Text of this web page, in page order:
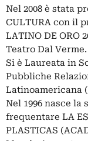
Nel 2008 è stata
CULTURA con il
LATINO DE ORO
Teatro Dal Verme.
Si è Laureata in
Pubbliche
Latinoamericana
Nel 1996 nasce la
frequentare LA
PLASTICAS